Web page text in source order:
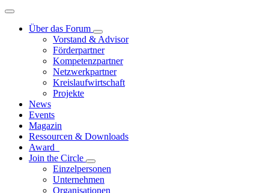
Über das Forum
Vorstand & Advisor
Förderpartner
Kompetenzpartner
Netzwerkpartner
Kreislaufwirtschaft
Projekte
News
Events
Magazin
Ressourcen & Downloads
Award
Join the Circle
Einzelpersonen
Unternehmen
Organisationen